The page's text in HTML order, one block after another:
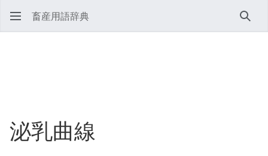
畜産用語辞典 検索
泌乳曲線